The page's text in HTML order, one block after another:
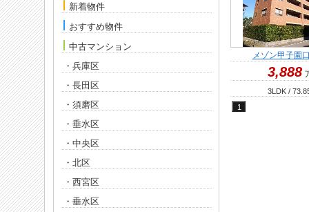
新着物件
おすすめ物件
中古マンション
・兵庫区
・長田区
・須磨区
・垂水区
・中央区
・北区
・西宮区
・垂水区
メゾン甲子園
3,888
3LDK /